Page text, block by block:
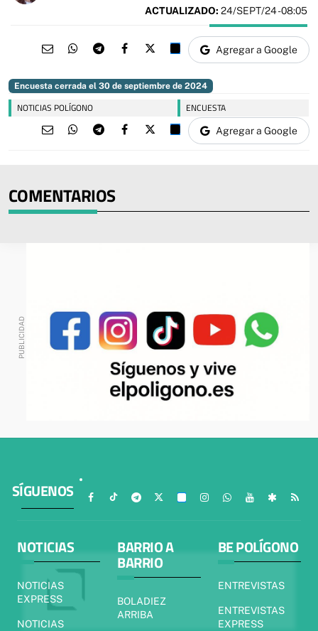
ACTUALIZADO: 24/SEPT/24 - 08:05
Agregar a Google
Encuesta cerrada el 30 de septiembre de 2024
NOTICIAS POLÍGONO ENCUESTA
Agregar a Google
COMENTARIOS
SÍGUENOS
NOTICIAS
NOTICIAS
EXPRESS
NOTICIAS
BARRIO A
BARRIO
BOLADIEZ
ARRIBA
BE POLÍGONO
ENTREVISTAS
ENTREVISTAS
EXPRESS